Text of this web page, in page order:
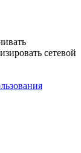
сетевой